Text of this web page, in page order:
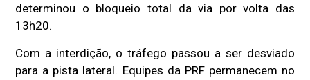
determinou o bloqueio total da via por volta das
13h20.
Com a interdição, o tráfego passou a ser desviado
para a pista lateral. Equipes da PRF permanecem no